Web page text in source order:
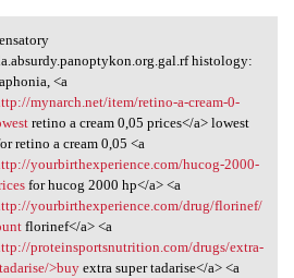
rvl.lwla.absurdyhistology:
<a
mynarch.net/item/retino-a-cream-0-
retino a cream 0,05 prices</a> lowest
retino a cream 0,05 <a
yourbirthexperience.com/hucog-2000-
for hucog 2000 hp</a> <a
yourbirthexperience.com/drug/florinef/
florinef</a> <a
proteinsportsnutrition.com/drugs/extra-
>buyextra super tadarise</a> <a